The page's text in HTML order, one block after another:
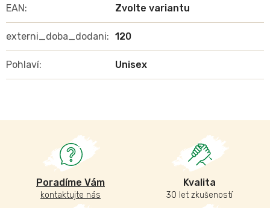
Poradíme Vám
kontaktujte nás
Kvalita
30 let zkušeností
EAN: Zvolte variantu
externi_doba_dodani: 120
Pohlaví: Unisex